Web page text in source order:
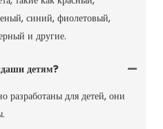
синий, фиолетовый,
и другие.
детям?
разработаны для детей, они